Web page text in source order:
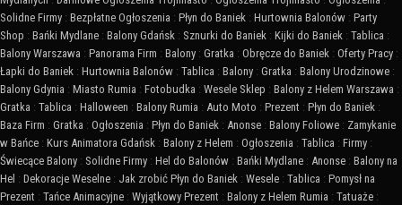
Solidne Firmy : Bezpłatne Ogłoszenia : Płyn do Baniek : Hurtownia Balonów : Party
Shop : Bańki Mydlane : Balony Gdańsk : Sznurki do Baniek : Kijki do Baniek : Tablica :
Balony Warszawa : Panorama Firm : Balony : Gratka : Obręcze do Baniek : Oferty Pracy :
Łapki do Baniek : Hurtownia Balonów : Tablica : Balony : Gratka : Balony Urodzinowe :
Balony Gdynia : Miasto Rumia : Fotobudka : Wesele Sklep : Balony z Helem Warszawa :
Gratka : Tablica : Halloween : Balony Rumia : Auto Moto : Prezent : Płyn do Baniek :
Baza Firm : Gratka : Ogłoszenia : Płyn do Baniek : Anonse : Balony Foliowe : Zamykanie
w Bańce : Kurs Animatora Gdańsk : Balony z Helem : Ogłoszenia : Tablica : Firmy :
Świecące Balony : Solidne Firmy : Hel do Balonów : Bańki Mydlane : Anonse : Balony na
Hel : Dekoracje Weselne : Jak zrobić Płyn do Baniek : Wesele : Tablica : Pomysł na
Prezent : Tańce Animacyjne : Wyjątkowy Prezent : Balony z Helem Rumia : Tatuaże :